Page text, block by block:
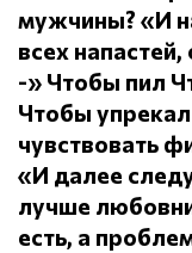
мужчины? «И
всех
-» Чтобы пил
Чтобы
чувствовать
«И далее
лучше
есть, а